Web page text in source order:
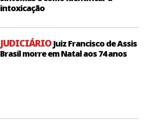
intoxicação
JUDICIÁRIOJuiz Francisco de Assis
Brasil morre em Natal aos 74 anos